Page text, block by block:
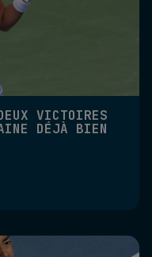
VICTOIRES
DÉJÀ BIEN